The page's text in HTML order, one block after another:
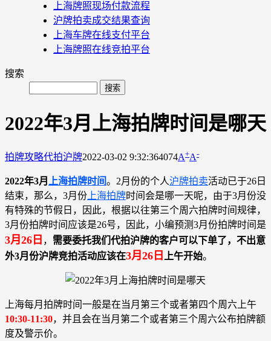
上海牌照现场付款流程
沪牌拍卖成交结果查询
上海车牌在线支付平台
上海牌照在线竞拍平台
搜索
2022年3月上海拍牌时间是哪天
拍牌攻略代拍沪牌2022-03-02 9:32:364074A+A-
2022年3月 上海拍牌时间。2月份的个人沪牌拍卖活动已于26日
结束，那么，3月份 上海拍牌时间会是哪一天呢，由于3月份没
有特殊的节假日，因此，根据以往第三个周六拍牌时间规律，
3月份拍牌时间应该是26号，因此，小编预测3月份拍牌时间是
3月26日 ， 需要委托我们代拍沪牌的客户可以下单了，不出意
外3月份沪牌竞拍活动应该在3月26日 上午开始。
上海每月拍牌时间一般是在当月第三个或者第四个周六上午
10:30-11:30，并且会在当月第二个或者第三个周六公布拍牌额
度及警示价。